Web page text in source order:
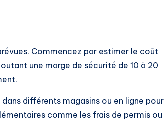
Commencez par estimer le coût
une marge de sécurité de 10 à 20
différents magasins ou en ligne pour
comme les frais de permis ou